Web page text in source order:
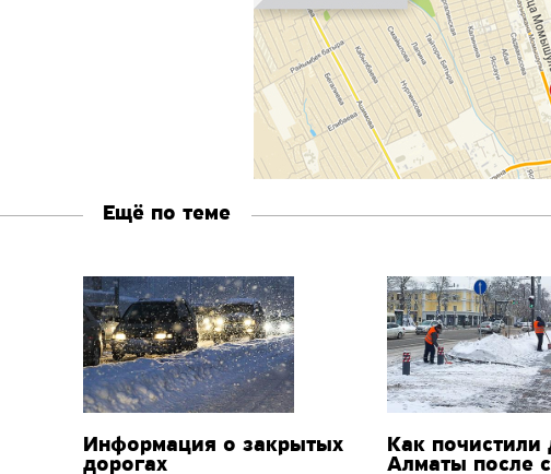
Ещё по теме
Информация о закрытых
дорогах
Как почистили
Алматы после